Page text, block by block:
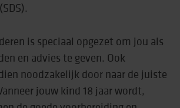
is speciaal opgezet om jou als
en advies te geven. Ook
noodzakelijk door naar de juiste
jouw kind 18 jaar wordt,